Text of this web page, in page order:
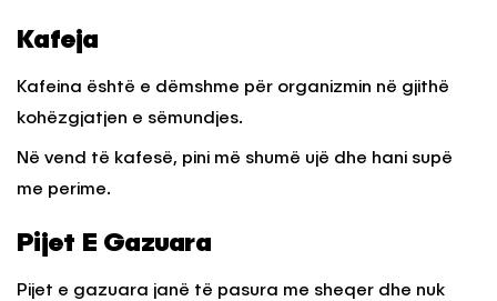
Kafeja
Kafeina është e dëmshme për organizmin në gjithë
kohëzgjatjen e sëmundjes.
Në vend të kafesë, pini më shumë ujë dhe hani supë
me perime.
Pijet E Gazuara
Pijet e gazuara janë të pasura me sheqer dhe nuk